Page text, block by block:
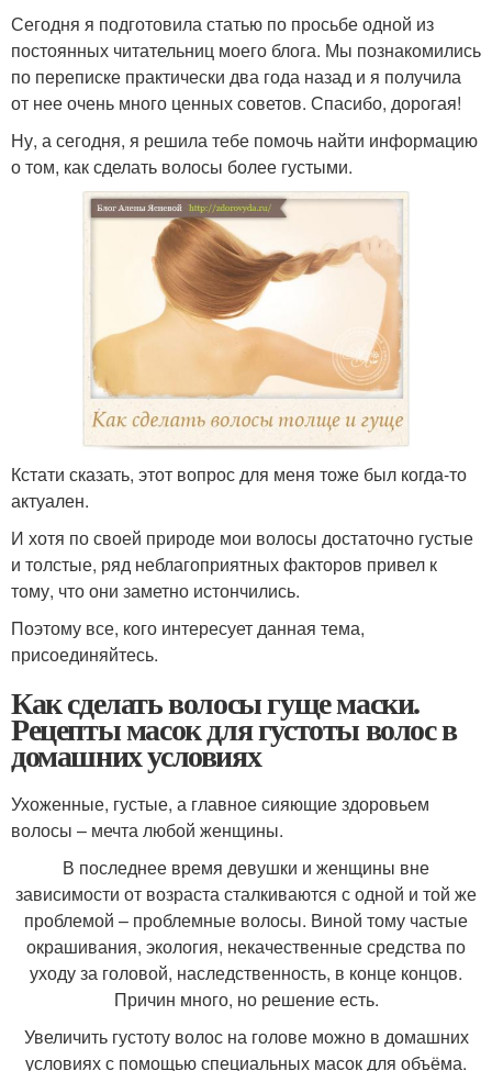
Сегодня я подготовила статью по просьбе одной из
постоянных читательниц моего блога. Мы познакомились
по переписке практически два года назад и я получила
от нее очень много ценных советов. Спасибо, дорогая!
Ну, а сегодня, я решила тебе помочь найти информацию
о том, как сделать волосы более густыми.
Кстати сказать, этот вопрос для меня тоже был когда-то
актуален.
И хотя по своей природе мои волосы достаточно густые
и толстые, ряд неблагоприятных факторов привел к
тому, что они заметно истончились.
Поэтому все, кого интересует данная тема,
присоединяйтесь.
Как сделать волосы гуще маски.
Рецепты масок для густоты волос в
домашних условиях
Ухоженные, густые, а главное сияющие здоровьем
волосы – мечта любой женщины.
В последнее время девушки и женщины вне
зависимости от возраста сталкиваются с одной и той же
проблемой – проблемные волосы. Виной тому частые
окрашивания, экология, некачественные средства по
уходу за головой, наследственность, в конце концов.
Причин много, но решение есть.
Увеличить густоту волос на голове можно в домашних
условиях с помощью специальных масок для объёма.